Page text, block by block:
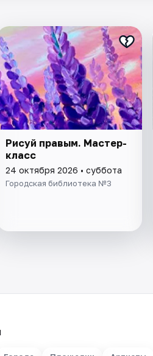
Рисуй правым. Мастер-
класс
24 октября 2026 • суббота
Городская библиотека №3